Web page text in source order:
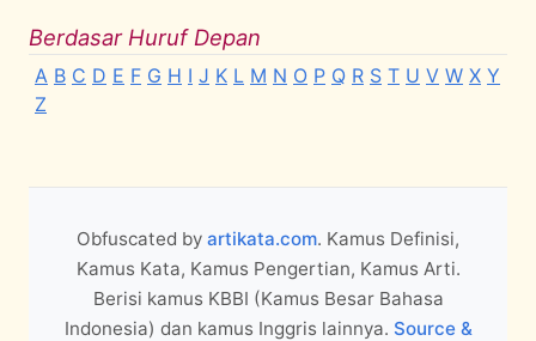
Berdasar Huruf Depan
A B C D E F G H I J K L M N O P Q R S T U V W X Y
Z
Obfuscated by artikata.com. Kamus Definisi,
Kamus Kata, Kamus Pengertian, Kamus Arti.
Berisi kamus KBBI (Kamus Besar Bahasa
Indonesia) dan kamus Inggris lainnya. Source &